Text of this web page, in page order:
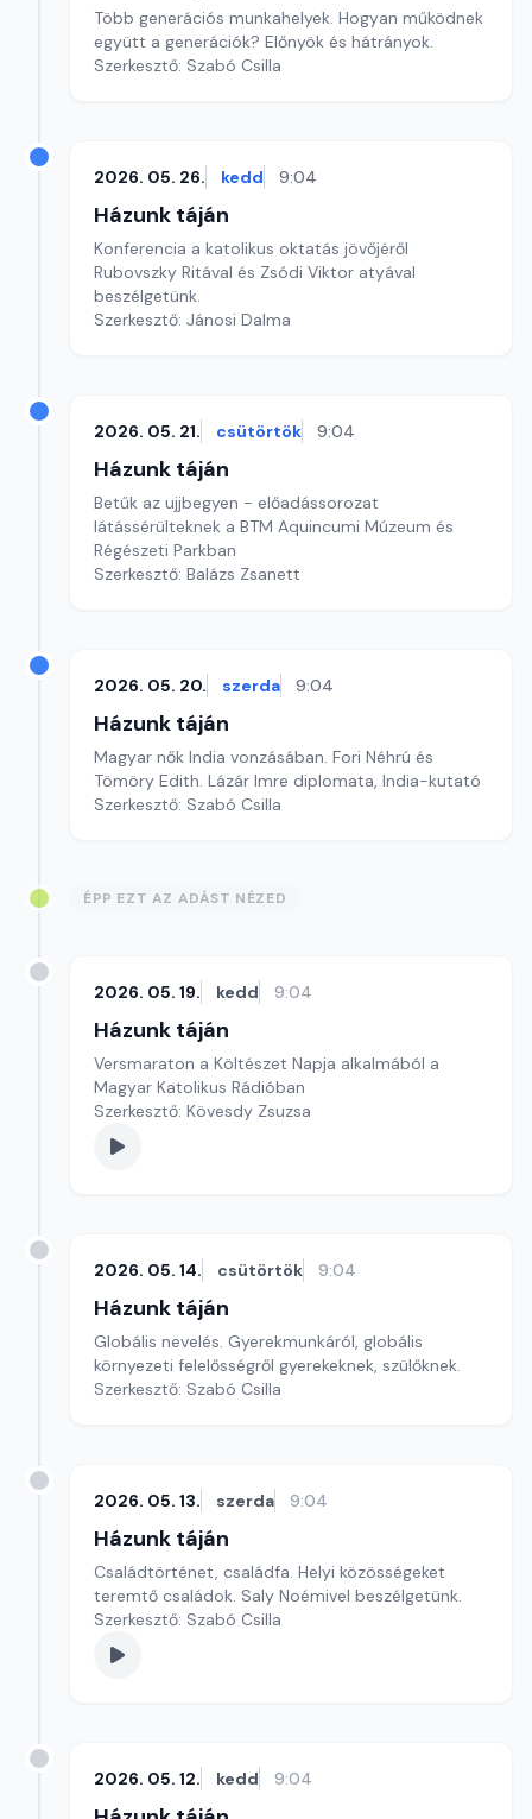
Több generációs munkahelyek. Hogyan működnek
együtt a generációk? Előnyök és hátrányok.
Szerkesztő: Szabó Csilla
2026. 05. 26. kedd 9:04
Házunk táján
Konferencia a katolikus oktatás jövőjéről
Rubovszky Ritával és Zsódi Viktor atyával
beszélgetünk.
Szerkesztő: Jánosi Dalma
2026. 05. 21. csütörtök 9:04
Házunk táján
Betűk az ujjbegyen - előadássorozat
látássérülteknek a BTM Aquincumi Múzeum és
Régészeti Parkban
Szerkesztő: Balázs Zsanett
2026. 05. 20. szerda 9:04
Házunk táján
Magyar nők India vonzásában. Fori Néhrú és
Tömöry Edith. Lázár Imre diplomata, India-kutató
Szerkesztő: Szabó Csilla
ÉPP EZT AZ ADÁST NÉZED
2026. 05. 19. kedd 9:04
Házunk táján
Versmaraton a Költészet Napja alkalmából a
Magyar Katolikus Rádióban
Szerkesztő: Kövesdy Zsuzsa
2026. 05. 14. csütörtök 9:04
Házunk táján
Globális nevelés. Gyerekmunkáról, globális
környezeti felelősségről gyerekeknek, szülőknek.
Szerkesztő: Szabó Csilla
2026. 05. 13. szerda 9:04
Házunk táján
Családtörténet, családfa. Helyi közösségeket
teremtő családok. Saly Noémivel beszélgetünk.
Szerkesztő: Szabó Csilla
2026. 05. 12. kedd 9:04